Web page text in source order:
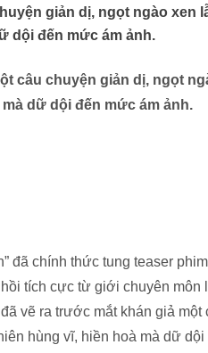
giản dị, ngọt ngào xen
dội đến mức ám ảnh.
câu chuyện giản dị, ngọt
dữ dội đến mức ám ảnh.
đã chính thức tung teaser
tích cực từ giới chuyên môn
vẽ ra trước mắt khán giả một
hùng vĩ, hiền hoà mà dữ